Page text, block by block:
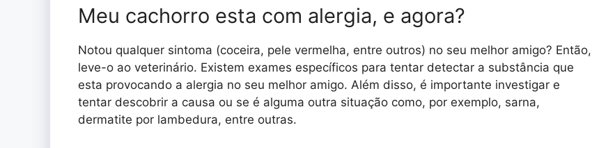
Meu cachorro esta com alergia, e agora?
Notou qualquer sintoma (coceira, pele vermelha, entre outros) no seu melhor amigo? Então,
leve-o ao veterinário. Existem exames específicos para tentar detectar a substância que
esta provocando a alergia no seu melhor amigo. Além disso, é importante investigar e
tentar descobrir a causa ou se é alguma outra situação como, por exemplo, sarna,
dermatite por lambedura, entre outras.